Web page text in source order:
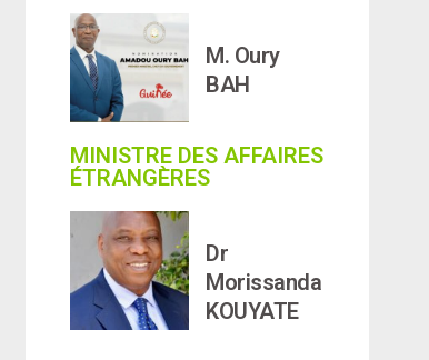
M. Oury
BAH
MINISTRE DES AFFAIRES
ÉTRANGÈRES
Dr
Morissanda
KOUYATE